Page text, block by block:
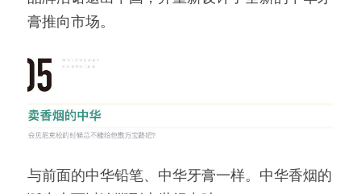
膏推向市场。
与前面的中华铅笔、中华牙膏一样。中华香烟的